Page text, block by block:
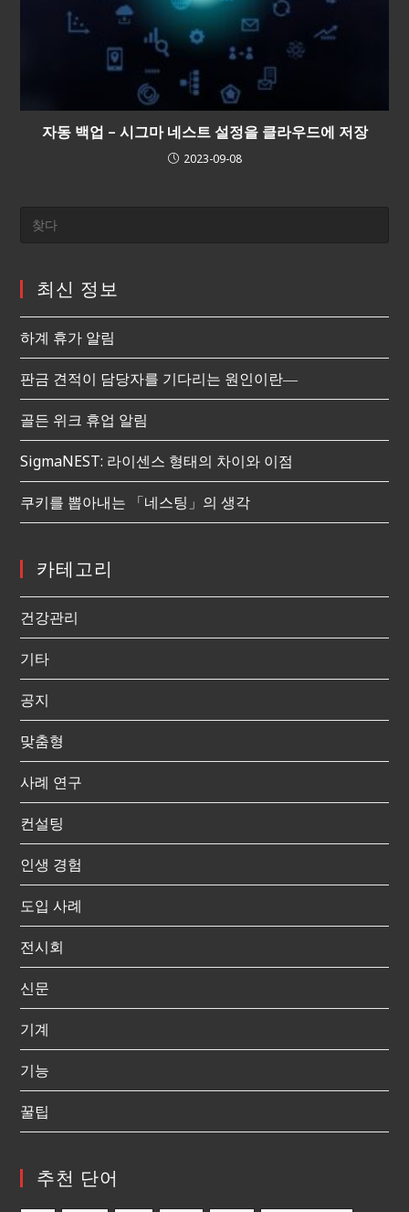
자동 백업 – 시그마 네스트 설정을 클라우드에 저장
2023-09-08
최신 정보
하계 휴가 알림
판금 견적이 담당자를 기다리는 원인이란―
골든 위크 휴업 알림
SigmaNEST: 라이센스 형태의 차이와 이점
쿠키를 뽑아내는 「네스팅」의 생각
카테고리
건강관리
기타
공지
맞춤형
사례 연구
컨설팅
인생 경험
도입 사례
전시회
신문
기계
기능
꿀팁
추천 단어